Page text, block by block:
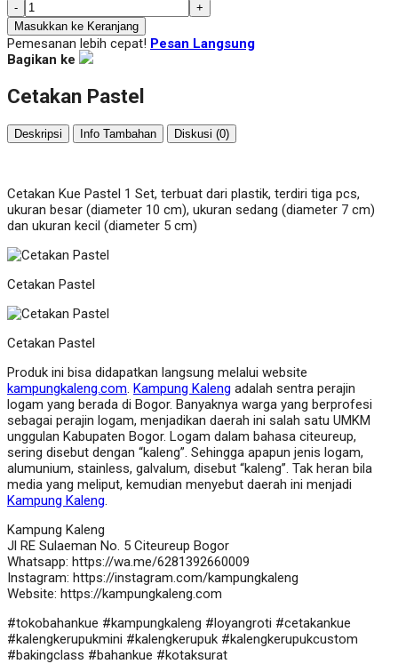
-
+
Masukkan ke Keranjang
Pemesanan lebih cepat! Pesan Langsung
Bagikan ke
Cetakan Pastel
Deskripsi Info Tambahan Diskusi (0)
Cetakan Kue Pastel 1 Set, terbuat dari plastik, terdiri tiga pcs,
ukuran besar (diameter 10 cm), ukuran sedang (diameter 7 cm)
dan ukuran kecil (diameter 5 cm)
Cetakan Pastel
Cetakan Pastel
Produk ini bisa didapatkan langsung melalui website
kampungkaleng.com Kampung Kaleng adalah sentra perajin
logam yang berada di Bogor. Banyaknya warga yang berprofesi
sebagai perajin logam, menjadikan daerah ini salah satu UMKM
unggulan Kabupaten Bogor. Logam dalam bahasa citeureup,
sering disebut dengan “kaleng”. Sehingga apapun jenis logam,
alumunium, stainless, galvalum, disebut “kaleng”. Tak heran bila
media yang meliput, kemudian menyebut daerah ini menjadi
Kampung Kaleng
Kampung Kaleng
Jl RE Sulaeman No. 5 Citeureup Bogor
Whatsapp: https://wa.me/6281392660009
Instagram: https://instagram.com/kampungkaleng
Website: https://kampungkaleng.com
#tokobahankue #kampungkaleng #loyangroti #cetakankue
#kalengkerupukmini #kalengkerupuk #kalengkerupukcustom
#bakingclass #bahankue #kotaksurat